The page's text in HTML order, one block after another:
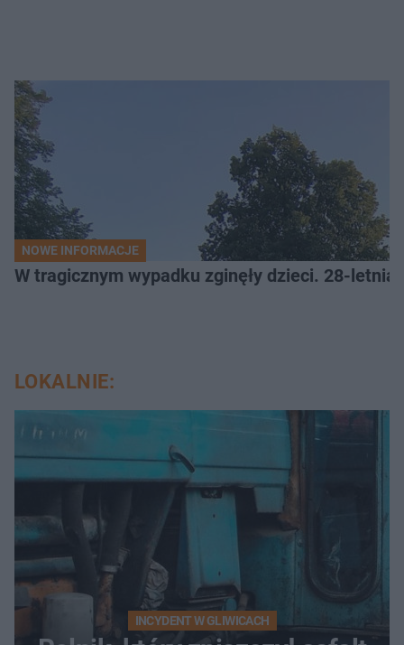
NOWE INFORMACJE
W tragicznym wypadku zginęły dzieci. 28-
LOKALNIE:
INCYDENT W GLIWICACH